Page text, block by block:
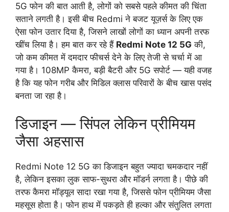
5G फोन की बात आती है, लोगों को सबसे पहले कीमत की चिंता
सताने लगती है। इसी बीच Redmi ने बजट यूज़र्स के लिए एक
ऐसा फोन उतार दिया है, जिसने लाखों लोगों का ध्यान अपनी तरफ
खींच लिया है। हम बात कर रहे हैं Redmi Note 12 5G की,
जो कम कीमत में दमदार फीचर्स देने के लिए तेजी से चर्चा में आ
गया है। 108MP कैमरा, बड़ी बैटरी और 5G सपोर्ट — यही वजह
है कि यह फोन गरीब और मिडिल क्लास परिवारों के बीच खास पसंद
बनता जा रहा है।
डिजाइन — सिंपल लेकिन प्रीमियम
जैसा अहसास
Redmi Note 12 5G का डिजाइन बहुत ज्यादा चमकदार नहीं
है, लेकिन इसका लुक साफ-सुथरा और मॉडर्न लगता है। पीछे की
तरफ कैमरा मॉड्यूल सादा रखा गया है, जिससे फोन प्रीमियम जैसा
महसूस होता है। फोन हाथ में पकड़ते ही हल्का और संतुलित लगता